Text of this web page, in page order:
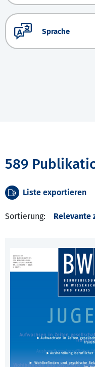
Sprache
589
Liste exportieren
Sortierung: